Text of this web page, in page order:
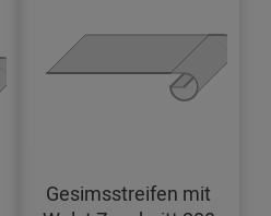
Gesimsstreifen mit